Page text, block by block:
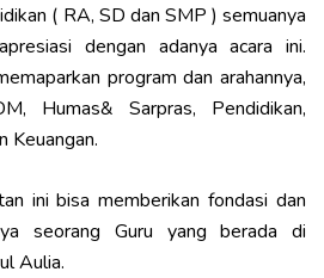
( RA, SD dan SMP ) semuanya
dengan adanya acara ini.
program dan arahannya,
Humas& Sarpras, Pendidikan,
Keuangan.
ini bisa memberikan fondasi dan
seorang Guru yang berada di
Aulia.